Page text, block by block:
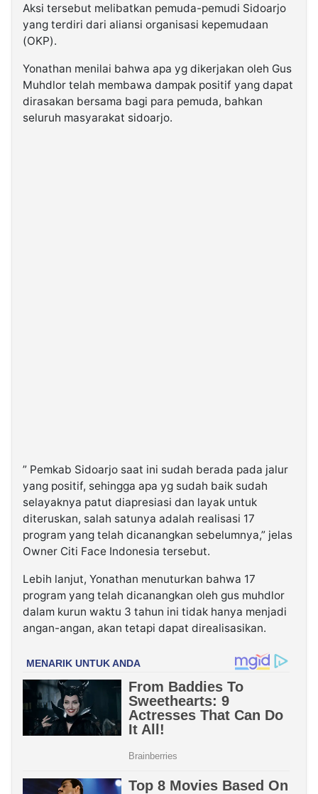
Aksi tersebut melibatkan pemuda-pemudi Sidoarjo
yang terdiri dari aliansi organisasi kepemudaan
(OKP).
Yonathan menilai bahwa apa yg dikerjakan oleh Gus
Muhdlor telah membawa dampak positif yang dapat
dirasakan bersama bagi para pemuda, bahkan
seluruh masyarakat sidoarjo.
” Pemkab Sidoarjo saat ini sudah berada pada jalur
yang positif, sehingga apa yg sudah baik sudah
selayaknya patut diapresiasi dan layak untuk
diteruskan, salah satunya adalah realisasi 17
program yang telah dicanangkan sebelumnya,” jelas
Owner Citi Face Indonesia tersebut.
Lebih lanjut, Yonathan menuturkan bahwa 17
program yang telah dicanangkan oleh gus muhdlor
dalam kurun waktu 3 tahun ini tidak hanya menjadi
angan-angan, akan tetapi dapat direalisasikan.